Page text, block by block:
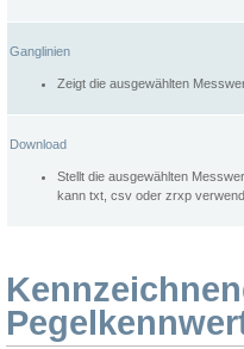
Ganglinien
Zeigt die ausgewählten
Download
Stellt die ausgewählten
kann txt, csv oder zrxp